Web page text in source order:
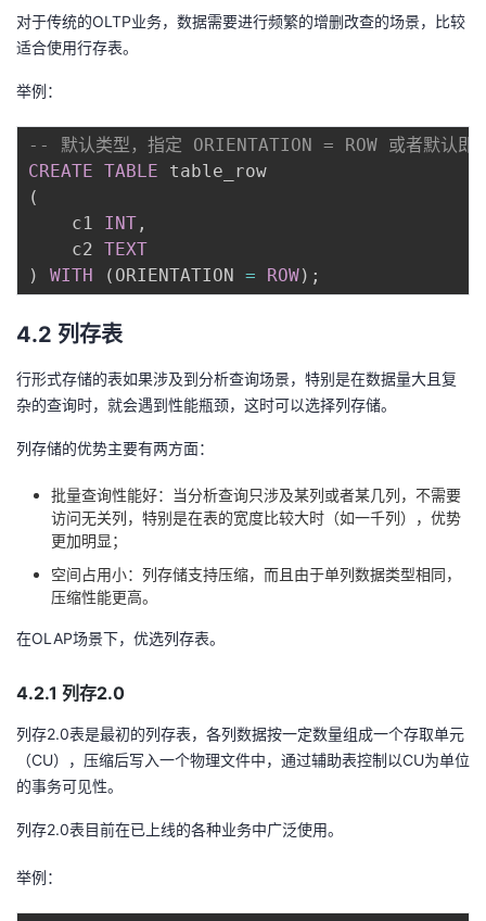
对于传统的OLTP业务，数据需要进行频繁的增删改查的场景，比较
适合使用行存表。
举例：
-- 默认类型，指定 ORIENTATION = ROW 或者默认即
CREATE TABLE
(
    c1
INT ,
    c2
TEXT
)
WITH ( ORIENTATION = ROW) ;
4.2 列存表
行形式存储的表如果涉及到分析查询场景，特别是在数据量大且复
杂的查询时，就会遇到性能瓶颈，这时可以选择列存储。
列存储的优势主要有两方面：
批量查询性能好：当分析查询只涉及某列或者某几列，不需要
访问无关列，特别是在表的宽度比较大时（如一千列），优势
更加明显；
空间占用小：列存储支持压缩，而且由于单列数据类型相同，
压缩性能更高。
在OLAP场景下，优选列存表。
4.2.1 列存2.0
列存2.0表是最初的列存表，各列数据按一定数量组成一个存取单元
（CU），压缩后写入一个物理文件中，通过辅助表控制以CU为单位
的事务可见性。
列存2.0表目前在已上线的各种业务中广泛使用。
举例：